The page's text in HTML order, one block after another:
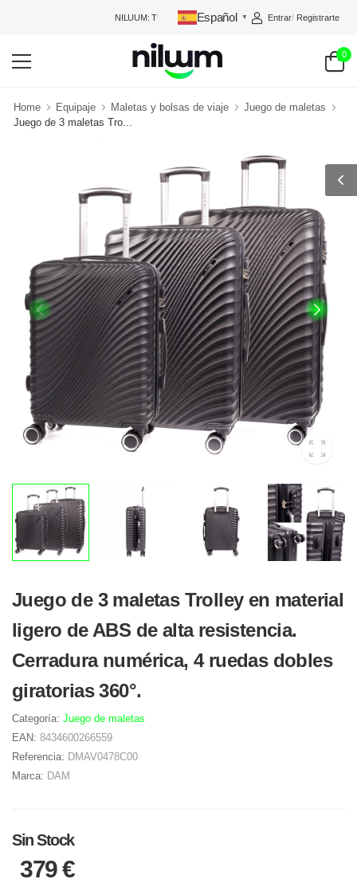
NILUUM: TU TIENDA DE CONFIANZA
Español ▼ Entrar/ Registrarte
0
Home Equipaje Maletas y bolsas de viaje
Juego de maletas
Juego de 3 maletas Tro...
Juego de 3 maletas Trolley en material
ligero de ABS de alta resistencia.
Cerradura numérica, 4 ruedas dobles
giratorias 360°.
Categoría: Juego de maletas
EAN: 8434600266559
Referencia: DMAV0478C00
Marca: DAM
Sin Stock
379 €